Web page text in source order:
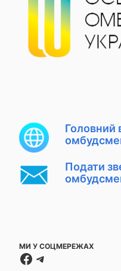
Головний
Подати
МИ У СОЦМЕРЕЖАХ
Facebook
Telegram